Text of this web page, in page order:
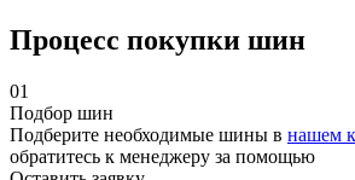
Процесс покупки шин
01
Подбор шин
Подберите необходимые шины в нашем
обратитесь к менеджеру за помощью